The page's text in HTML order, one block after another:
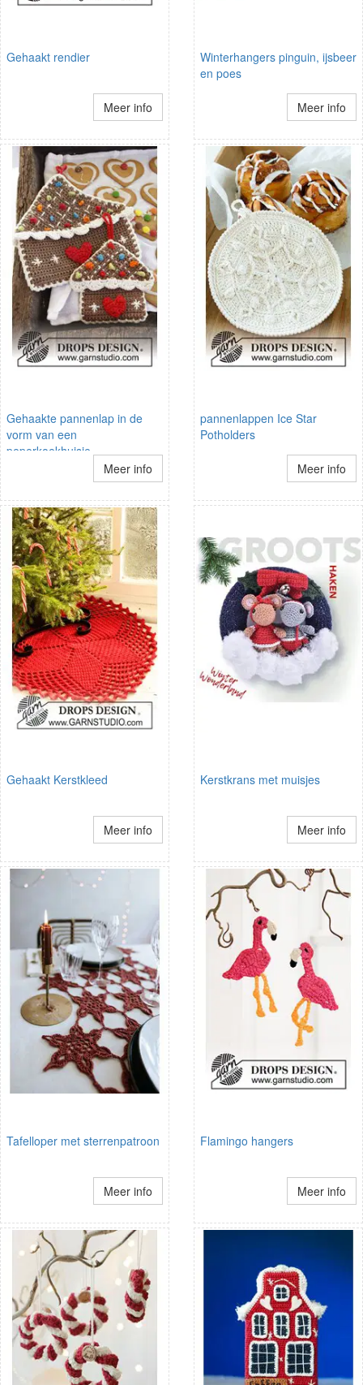
Gehaakt rendier
Meer info
Winterhangers pinguin, ijsbeer
en poes
Meer info
Gehaakte pannenlap in de
vorm van een
peperkoekhuisje
Meer info
pannenlappen Ice Star
Potholders
Meer info
Gehaakt Kerstkleed
Meer info
Kerstkrans met muisjes
Meer info
Tafelloper met sterrenpatroon
Meer info
Flamingo hangers
Meer info